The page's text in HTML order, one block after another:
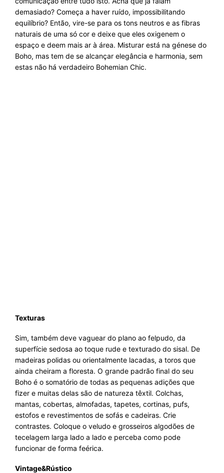
demasiado? Começa a haver ruído, impossibilitando
equilíbrio? Então, vire-se para os tons neutros e as fibras
naturais de uma só cor e deixe que eles oxigenem o
espaço e deem mais ar à área. Misturar está na génese do
Boho, mas tem de se alcançar elegância e harmonia, sem
estas não há verdadeiro Bohemian Chic.
Texturas
Sim, também deve vaguear do plano ao felpudo, da
superfície sedosa ao toque rude e texturado do sisal. De
madeiras polidas ou orientalmente lacadas, a toros que
ainda cheiram a floresta. O grande padrão final do seu
Boho é o somatório de todas as pequenas adições que
fizer e muitas delas são de natureza têxtil. Colchas,
mantas, cobertas, almofadas, tapetes, cortinas, pufs,
estofos e revestimentos de sofás e cadeiras. Crie
contrastes. Coloque o veludo e grosseiros algodões de
tecelagem larga lado a lado e perceba como pode
funcionar de forma feérica.
Vintage&Rústico